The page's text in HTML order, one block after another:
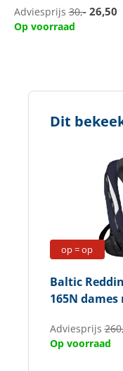
Adviesprijs30,- 26,50
Op voorraad
Dit
op = op
Baltic
165N
Adviesprijs
Op voorraad